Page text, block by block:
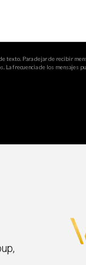
texto. Para dejar de recibir
La frecuencia de los mensajes